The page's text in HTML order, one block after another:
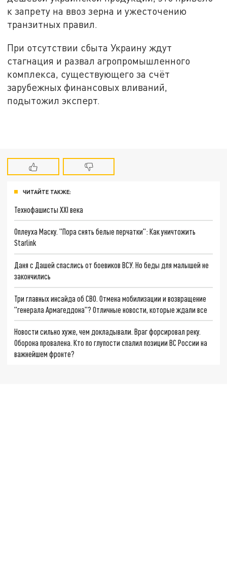
к запрету на ввоз зерна и ужесточению
транзитных правил.
При отсутствии сбыта Украину ждут
стагнация и развал агропромышленного
комплекса, существующего за счёт
зарубежных финансовых вливаний,
подытожил эксперт.
ЧИТАЙТЕ ТАКЖЕ:
Технофашисты XXI века
Оплеуха Маску. "Пора снять белые перчатки": Как уничтожить
Starlink
Даня с Дашей спаслись от боевиков ВСУ. Но беды для малышей не
закончились
Три главных инсайда об СВО. Отмена мобилизации и возвращение
"генерала Армагеддона"? Отличные новости, которые ждали все
Новости сильно хуже, чем докладывали. Враг форсировал реку.
Оборона провалена. Кто по глупости спалил позиции ВС России на
важнейшем фронте?